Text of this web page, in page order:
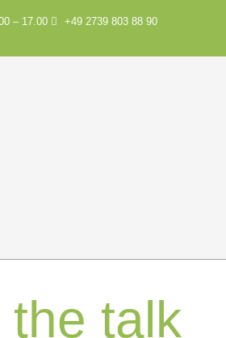
– 17.00 +49 2739 803 88 90
the talk